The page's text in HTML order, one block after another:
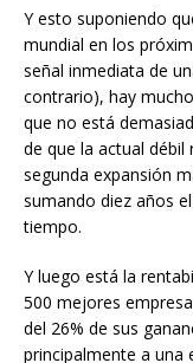
Y esto suponiendo
mundial en los
señal inmediata de
contrario), hay
que no está
de que la actual débil
segunda expansión
sumando diez años
tiempo.
Y luego está la
500 mejores
del 26% de sus
principalmente a una